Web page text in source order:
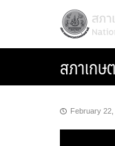
สภาเกษ
National
สภาเก
February 22,